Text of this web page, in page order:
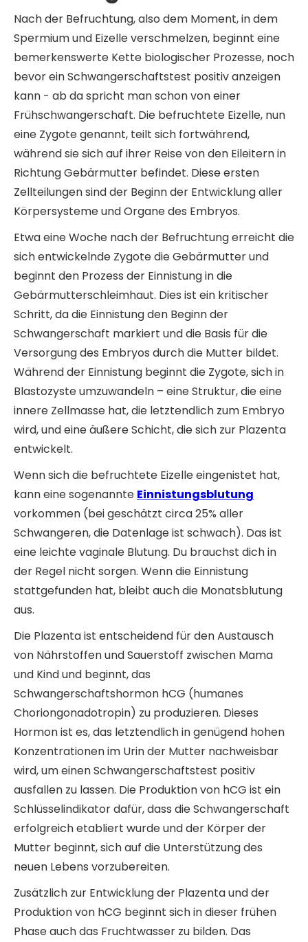
Nach der Befruchtung, also dem Moment, in dem
Spermium und Eizelle verschmelzen, beginnt eine
bemerkenswerte Kette biologischer Prozesse, noch
bevor ein Schwangerschaftstest positiv anzeigen
kann - ab da spricht man schon von einer
Frühschwangerschaft. Die befruchtete Eizelle, nun
eine Zygote genannt, teilt sich fortwährend,
während sie sich auf ihrer Reise von den Eileitern in
Richtung Gebärmutter befindet. Diese ersten
Zellteilungen sind der Beginn der Entwicklung aller
Körpersysteme und Organe des Embryos.
Etwa eine Woche nach der Befruchtung erreicht die
sich entwickelnde Zygote die Gebärmutter und
beginnt den Prozess der Einnistung in die
Gebärmutterschleimhaut. Dies ist ein kritischer
Schritt, da die Einnistung den Beginn der
Schwangerschaft markiert und die Basis für die
Versorgung des Embryos durch die Mutter bildet.
Während der Einnistung beginnt die Zygote, sich in
Blastozyste umzuwandeln – eine Struktur, die eine
innere Zellmasse hat, die letztendlich zum Embryo
wird, und eine äußere Schicht, die sich zur Plazenta
entwickelt.
Wenn sich die befruchtete Eizelle eingenistet hat,
kann eine sogenannte Einnistungsblutung
vorkommen (bei geschätzt circa 25% aller
Schwangeren, die Datenlage ist schwach). Das ist
eine leichte vaginale Blutung. Du brauchst dich in
der Regel nicht sorgen. Wenn die Einnistung
stattgefunden hat, bleibt auch die Monatsblutung
aus.
Die Plazenta ist entscheidend für den Austausch
von Nährstoffen und Sauerstoff zwischen Mama
und Kind und beginnt, das
Schwangerschaftshormon hCG (humanes
Choriongonadotropin) zu produzieren. Dieses
Hormon ist es, das letztendlich in genügend hohen
Konzentrationen im Urin der Mutter nachweisbar
wird, um einen Schwangerschaftstest positiv
ausfallen zu lassen. Die Produktion von hCG ist ein
Schlüsselindikator dafür, dass die Schwangerschaft
erfolgreich etabliert wurde und der Körper der
Mutter beginnt, sich auf die Unterstützung des
neuen Lebens vorzubereiten.
Zusätzlich zur Entwicklung der Plazenta und der
Produktion von hCG beginnt sich in dieser frühen
Phase auch das Fruchtwasser zu bilden. Das